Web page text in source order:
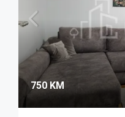
750 KM